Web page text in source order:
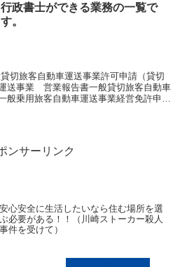
設業法50条の６ヶ月以下の懲役、又
。
行政書士ができる業務の一覧で
す。
切旅客自動車運送事業許可申請（貸切
送事業 営業報告書一般貸切旅客自動車
乗用旅客自動車運送事業経営免許申請
ンサーリンク
安心安全に生活したいなら住む場所を選
ぶ必要がある！！（川崎ストーカー殺人
事件を受けて）